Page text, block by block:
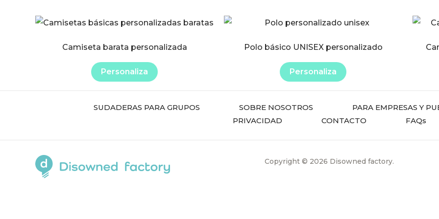
Camiseta barata personalizada
Personaliza
Este
tiene
múltiples
variantes.
Las
opciones
en
Polo básico UNISEX personalizado
Personaliza
Este
tiene
múltiples
variantes.
Las
se
en
SUDADERAS PARA GRUPOS SOBRE NOSOTROS PARA EMPRESAS Y
PRIVACIDAD
CONTACTO FAQs
Copyright © 2026 Disowned factory.